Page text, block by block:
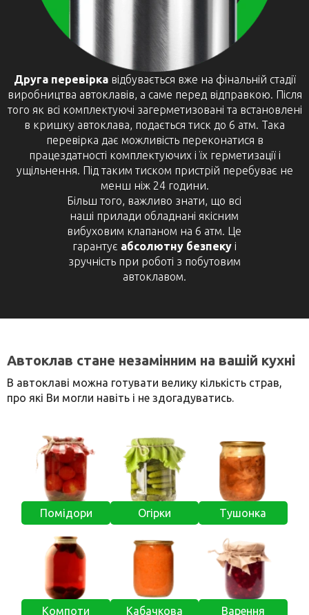
Друга перевіркавідбувається вже на фінальній стадії
виробництва автоклавів, а саме перед відправкою. Після
того як всі комплектуючі загерметизовані та встановлені
в кришку автоклава, подається тиск до 6 атм. Така
перевірка дає можливість переконатися в
працездатності комплектуючих і їх герметизації і
ущільнення. Під таким тиском пристрій перебуває не
менш ніж 24 години.
Більш того, важливо знати, що всі
наші прилади обладнані якісним
вибуховим клапаном на 6 атм. Це
гарантує абсолютну безпекуі
зручність при роботі з побутовим
автоклавом.
Автоклав стане незамінним на вашій кухні
В автоклаві можна готувати велику кількість страв,
про які Ви могли навіть і не здогадуватись.
Помідори Огірки Тушонка
Компоти Кабачкова Варення